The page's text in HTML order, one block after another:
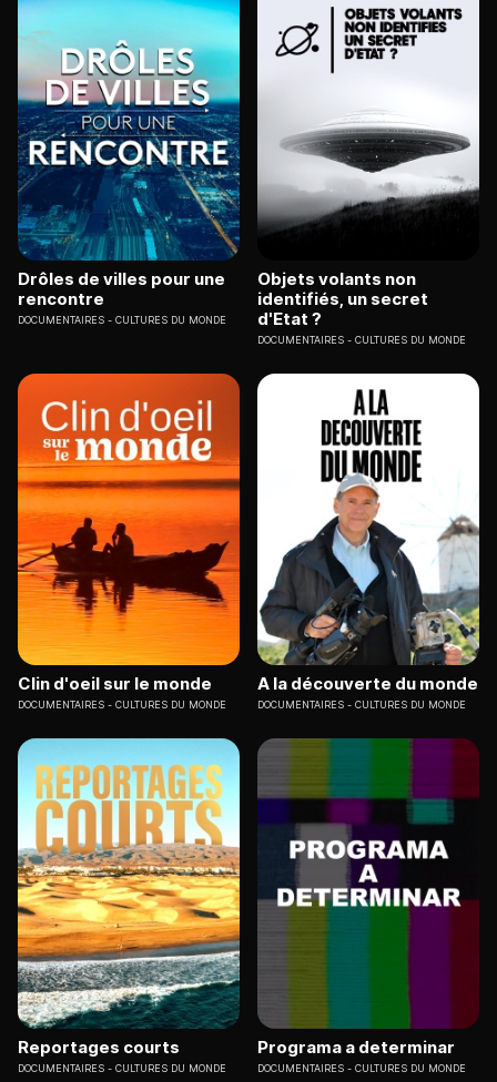
Drôles de villes pour une
rencontre
DOCUMENTAIRES CULTURES DU MONDE
Objets volants non
identifiés, un secret
d'Etat ?
DOCUMENTAIRES CULTURES DU MONDE
Clin d'oeil sur le monde
DOCUMENTAIRES CULTURES DU MONDE
A la découverte du monde
DOCUMENTAIRES CULTURES DU MONDE
Reportages courts
DOCUMENTAIRES CULTURES DU MONDE
Programa a determinar
DOCUMENTAIRES CULTURES DU MONDE